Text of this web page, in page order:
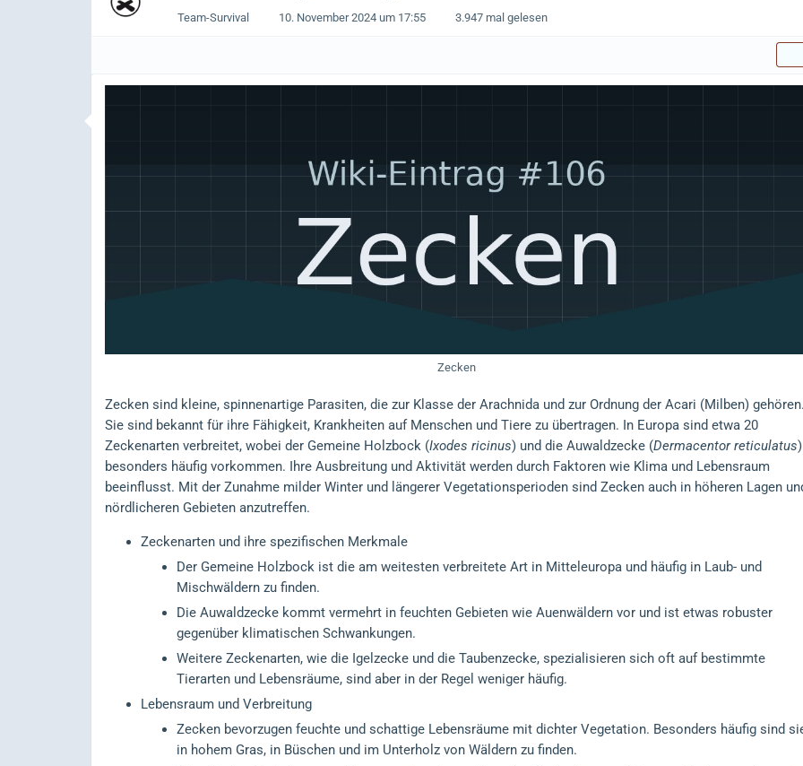
Team-Survival 10. November 2024 um 17:55 3.947 mal gelesen
Zecken
Zecken sind kleine, spinnenartige Parasiten, die zur Klasse der Arachnida und zur Ordnung der Acari (Milben)
Sie sind bekannt für ihre Fähigkeit, Krankheiten auf Menschen und Tiere zu übertragen. In Europa sind etwa 20
Zeckenarten verbreitet, wobei der Gemeine Holzbock (Ixodes ricinus) und die Auwaldzecke (Dermacentor reticulatus)
besonders häufig vorkommen. Ihre Ausbreitung und Aktivität werden durch Faktoren wie Klima und Lebensraum
beeinflusst. Mit der Zunahme milder Winter und längerer Vegetationsperioden sind Zecken auch in höheren Lagen
nördlicheren Gebieten anzutreffen.
Zeckenarten und ihre spezifischen Merkmale
Der Gemeine Holzbock ist die am weitesten verbreitete Art in Mitteleuropa und häufig in Laub- und
Mischwäldern zu finden.
Die Auwaldzecke kommt vermehrt in feuchten Gebieten wie Auenwäldern vor und ist etwas robuster
gegenüber klimatischen Schwankungen.
Weitere Zeckenarten, wie die Igelzecke und die Taubenzecke, spezialisieren sich oft auf bestimmte
Tierarten und Lebensräume, sind aber in der Regel weniger häufig.
Lebensraum und Verbreitung
Zecken bevorzugen feuchte und schattige Lebensräume mit dichter Vegetation. Besonders häufig sind
in hohem Gras, in Büschen und im Unterholz von Wäldern zu finden.